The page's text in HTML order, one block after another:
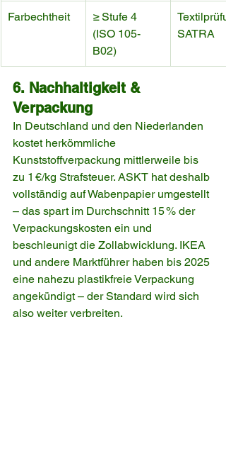
Farbechtheit
≥ Stufe 4
(ISO 105-
B02)
SATRA
6. Nachhaltigkeit &
Verpackung
In Deutschland und den Niederlanden
kostet herkömmliche
Kunststoffverpackung mittlerweile bis
zu 1 €/kg Strafsteuer. ASKT hat deshalb
vollständig auf Wabenpapier umgestellt
– das spart im Durchschnitt 15 % der
Verpackungskosten ein und
beschleunigt die Zollabwicklung. IKEA
und andere Marktführer haben bis 2025
eine nahezu plastikfreie Verpackung
angekündigt – der Standard wird sich
also weiter verbreiten.